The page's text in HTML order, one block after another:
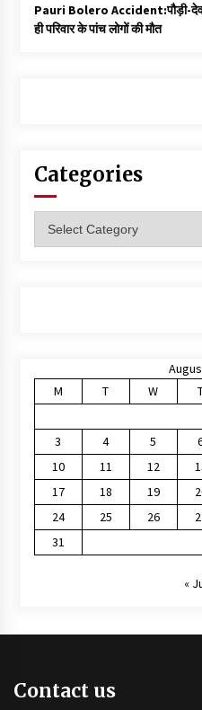
Pauri Bolero Accident:पौड़ी-
ही परिवार के पांच लोगों की मौत
Categories
M
T W
3
4 5
10
11 12
17
18 19
24
25 26
31
«
Contact us